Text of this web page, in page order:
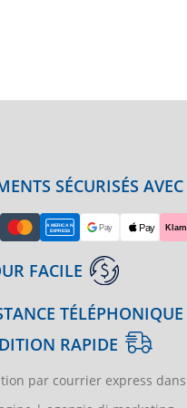
SÉCURISÉS AVEC
FACILE
TÉLÉPHONIQUE
RAPIDE
par courrier express